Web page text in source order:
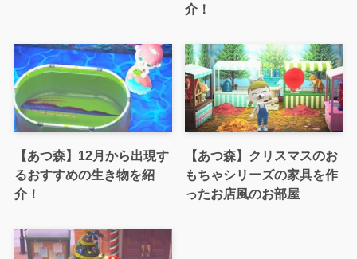
介！
【あつ森】12月から出現す
るおすすめの生き物を紹
介！
【あつ森】クリスマスのお
もちゃシリーズの家具を作
ったお店風のお部屋